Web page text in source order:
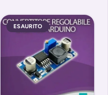
ESAURITO